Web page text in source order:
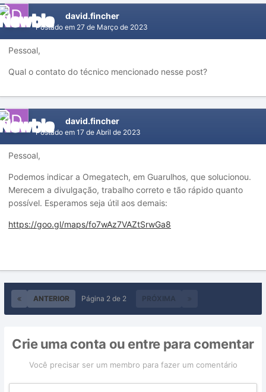
david.fincher
Postado em 27 de Março de 2023
Pessoal,
Qual o contato do técnico mencionado nesse post?
david.fincher
Postado em 17 de Abril de 2023
Pessoal,
Podemos indicar a Omegatech, em Guarulhos, que solucionou.
Merecem a divulgação, trabalho correto e tão rápido quanto
possível. Esperamos seja útil aos demais:
https://goo.gl/maps/fo7wAz7VAZtSrwGa8
ANTERIOR PRÓXIMA
Página 2 de 2
Crie uma conta ou entre para comentar
Você precisar ser um membro para fazer um comentário